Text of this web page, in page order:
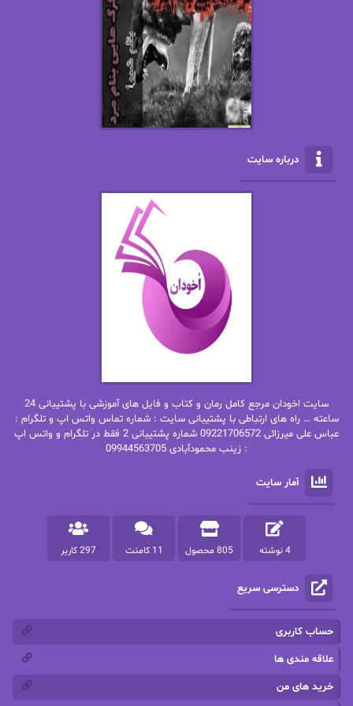
اکرم محمدی
الف صاد
الکساندر دوما
الناز پاکپور‌
الناز محمدی
امیر فرهی
باران
بهار سلطانی
بهاره شیرازی
بهاره.م
بیتا فرخی
پاتریشیا ویلسون پرتو فرهمند
پرستو اسحقی
پرستو مهاجر
پرهام رسولی
پروانه قدیمی پروانه محمدی
پریسا شکور(طوفان خاموش)
پنلوپه وارد
تاران
درباره سایت
سایت اخودان مرجع کامل رمان و کتاب و فایل های آموزشی با پشتیبانی 24
ساعته … راه های ارتباطی با پشتیبانی سایت : شماره تماس واتس اپ و تلگرام :
عباس علی میرزائی 09221706572 شماره پشتیبانی 2 فقط در تلگرام و واتس اپ
: زینب محمودآبادی 09944563705
آمار سایت
4 نوشته 805 محصول 11 کامنت 297 کاربر
دسترسی سریع
حساب کاربری
علاقه مندی ها
خرید های من